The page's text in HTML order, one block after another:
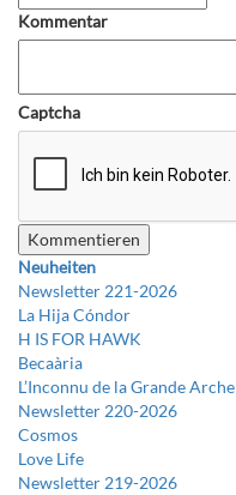
Kommentar
Captcha
Neuheiten
Newsletter 221-2026
La Hija Cóndor
H IS FOR HAWK
Becaària
L’Inconnu de la Grande Arche
Newsletter 220-2026
Cosmos
Love Life
Newsletter 219-2026